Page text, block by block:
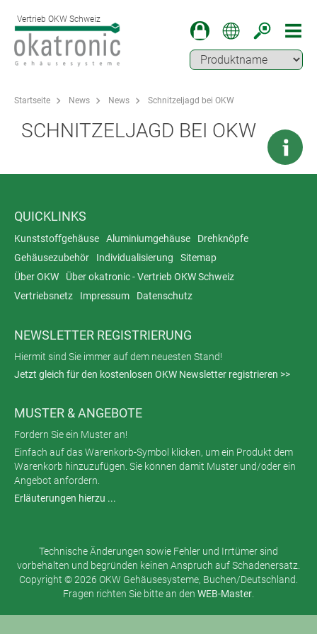
Vertrieb OKW Schweiz
Startseite News News Schnitzeljagd bei OKW
SCHNITZELJAGD BEI OKW
QUICKLINKS
Kunststoffgehäuse Aluminiumgehäuse
Drehknöpfe
Gehäusezubehör
Individualisierung
Sitemap
Über OKW
Über okatronic - Vertrieb OKW Schweiz
Vertriebsnetz
Impressum Datenschutz
NEWSLETTER REGISTRIERUNG
Hiermit sind Sie immer auf dem neuesten Stand!
Jetzt gleich für den kostenlosen OKW Newsletter registrieren >>
MUSTER & ANGEBOTE
Fordern Sie ein Muster an!
Einfach auf das Warenkorb-Symbol klicken, um ein Produkt dem
Warenkorb hinzuzufügen. Sie können damit Muster und/oder ein
Angebot anfordern.
Erläuterungen hierzu ...
Technische Änderungen sowie Fehler und Irrtümer sind
vorbehalten und begründen keinen Anspruch auf Schadenersatz.
Copyright © 2026 OKW Gehäusesysteme, Buchen/Deutschland.
Fragen richten Sie bitte an den WEB-Master